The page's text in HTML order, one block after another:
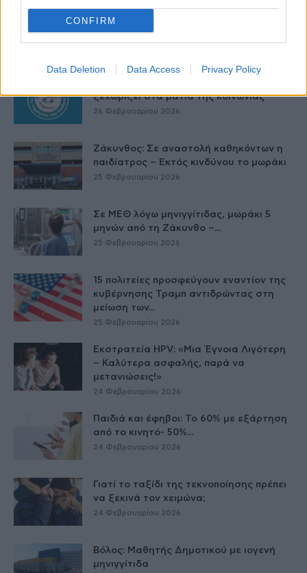
CONFIRM
Data Deletion Data Access Privacy Policy
Όταν οι έφηβοι καπνίζουν – Η
Αλεξάνδρα Καππάτου συμβουλεύει
ξεχωρίζει στα μάτια της κοινωνίας
26 Φεβρουαρίου 2026
Ζάκυνθος: Σε αναστολή καθηκόντων η
παιδίατρος – Εκτός κινδύνου το μωράκι
25 Φεβρουαρίου 2026
Σε ΜΕΘ λόγω μηνιγγίτιδας, μωράκι 5
μηνών από τη Ζάκυνθο –...
25 Φεβρουαρίου 2026
15 πολιτείες προσφεύγουν εναντίον της
κυβέρνησης Τραμπ αντιδρώντας στη
μείωση των...
25 Φεβρουαρίου 2026
Εκστρατεία HPV: «Μια Έγνοια Λιγότερη
– Καλύτερα ασφαλής, παρά να
μετανιώσεις!»
24 Φεβρουαρίου 2026
Παιδιά και έφηβοι: Το 60% με εξάρτηση
από το κινητό- 50%...
24 Φεβρουαρίου 2026
Γιατί το ταξίδι της τεκνοποίησης πρέπει
να ξεκινά τον χειμώνα;
24 Φεβρουαρίου 2026
Βόλος: Μαθητής Δημοτικού με ιογενή
μηνιγγίτιδα